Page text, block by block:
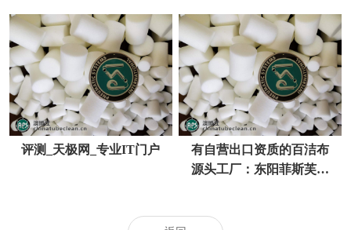
方财富网
载 v1000167-咕咕猪
评测_天极网_专业IT门户
有自营出口资质的百洁布
源头工厂：东阳菲斯芙凭